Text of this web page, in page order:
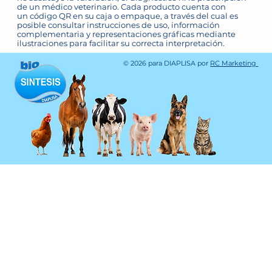
Por ello, es importante revisar la
información al reverso, interior del
empaque o ficha técnica antes de
de un médico veterinario. Cada producto cuenta con
un código QR en su caja o empaque, a través del cual es
posible consultar instrucciones de uso, información
complementaria y representaciones gráficas mediante
ilustraciones para facilitar su correcta interpretación.
© 2026 para DIAPLISA por RC Marketing